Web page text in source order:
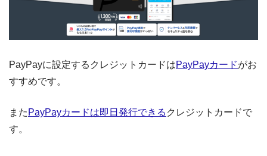
PayPayに設定するクレジットカードはPayPayカードがお
すすめです。
また PayPayカードは即日発行できる クレジットカードで
す。